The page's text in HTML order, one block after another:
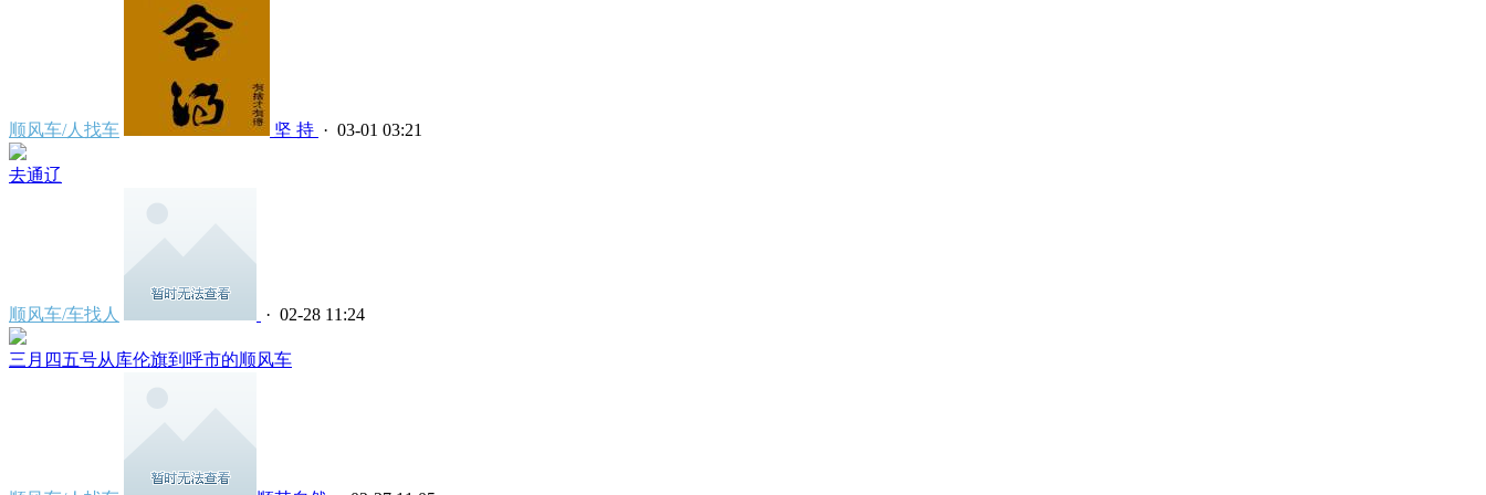
顺风车/人找车 坚 持 · 03-01 03:21
去通辽
顺风车/车找人 · 02-28 11:24
三月四五号从库伦旗到呼市的顺风车